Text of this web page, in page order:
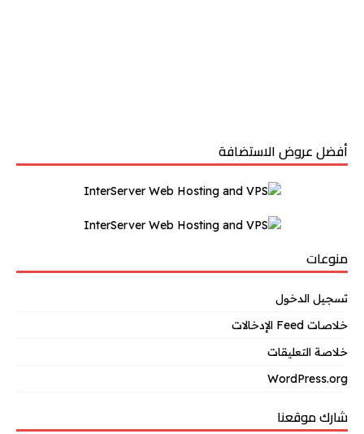
أفضل عروض الاستضافة
منوعات
تسجيل الدخول
خلاصات Feed الإدخالات
خلاصة التعليقات
WordPress.org
شارك موقعنا